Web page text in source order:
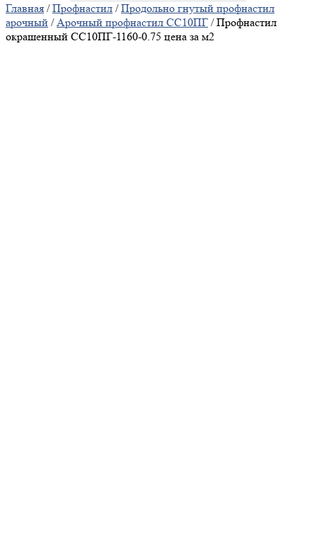
Главная /Профнастил /Продольно гнутый профнастил
арочный /Арочный профнастил СС10ПГ / Профнастил
окрашенный СС10ПГ-1160-0.75 цена за м2